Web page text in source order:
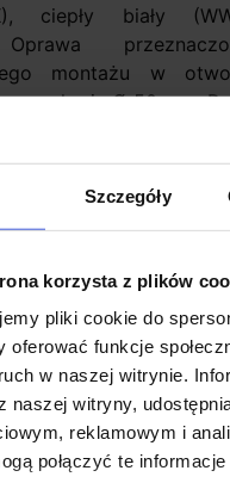
Szczegóły
korzysta z plików
pliki cookie do
oferować funkcje
w naszej witrynie.
naszej witryny,
reklamowym i
połączyć te
ciepły biały
Oprawa
montażu w
przekroju Ø 50 mm.
zasilacz
DC (seria ZOL).
jest wysoka jakość
10 V DC
Ø60 mm
IP20
biały zimny, biały
0,4W (biały, biały
równoległy